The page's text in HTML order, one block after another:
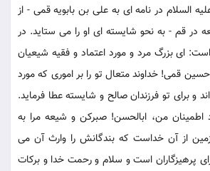
السلام در نامه ای به علی بن بابویه قمی - از
در قم - به نحو شایسته ای او را می ستاید. در
ای بزرگ مرد و مورد اعتماد و فقیه شیعیان
قمی! خداوند متعال تو را بر اموری که مورد
و برای تو فرزندان صالح و شایسته عطا فرماید.
اطمینان من، ابالحسن! صبرکن و شیعه مرا به
از آن خداست که بندگانش را وارث آن می
پرهیزگاران است و سلام و رحمت خدا و برکات